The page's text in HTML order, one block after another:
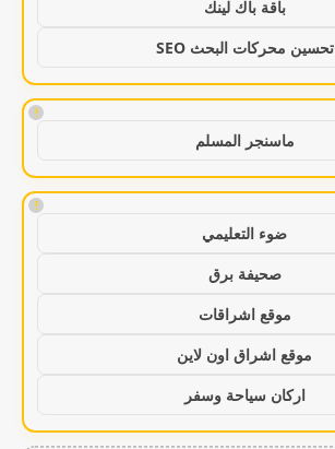
باقة باك لينك
تحسين محركات البحث SEO
!
ماسنجر المسلم
!
ضوء التعليمي
صحيفة برق
موقع اشراقات
موقع اشراق اون لاين
اركان سياحة وسفر